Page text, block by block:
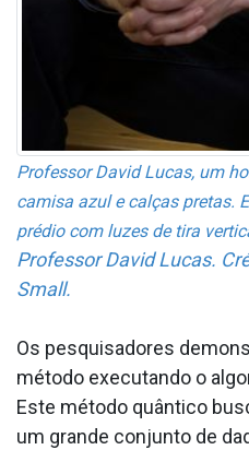
Professor David Lucas, um
camisa azul e calças pretas.
prédio com luzes de tira
Professor David Lucas.
Small.
Os pesquisadores
método executando o
Este método quântico
um grande conjunto de